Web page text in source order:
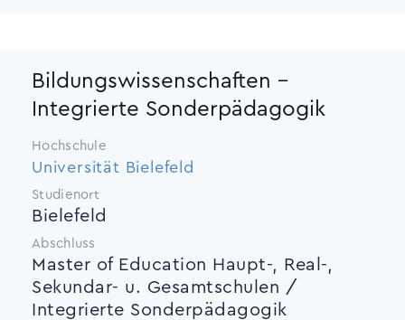
Bildungswissenschaften -
Integrierte Sonderpädagogik
Hochschule
Universität Bielefeld
Studienort
Bielefeld
Abschluss
Master of Education Haupt-, Real-,
Sekundar- u. Gesamtschulen /
Integrierte Sonderpäda­gogik